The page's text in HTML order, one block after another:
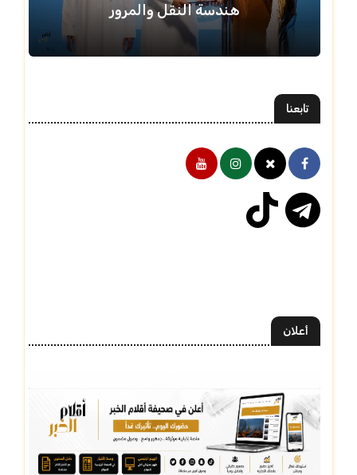
هندسة النقل والمرور
تابعنا
أعلان